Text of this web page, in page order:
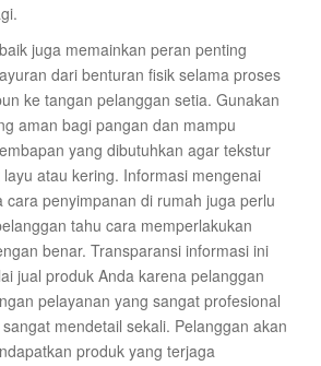
juga memainkan peran penting
dari benturan fisik selama proses
ke tangan pelanggan setia. Gunakan
aman bagi pangan dan mampu
yang dibutuhkan agar tekstur
atau kering. Informasi mengenai
cara penyimpanan di rumah juga perlu
tahu cara memperlakukan
benar. Transparansi informasi ini
jual produk Anda karena pelanggan
pelayanan yang sangat profesional
mendetail sekali. Pelanggan akan
produk yang terjaga